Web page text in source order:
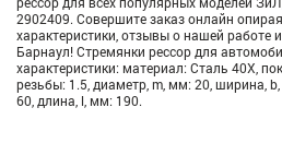
2902409. Совершите заказ онлайн
характеристики, отзывы о нашей работе
Барнаул! Стремянки рессор для
характеристики: материал: Сталь 40Х,
резьбы: 1.5, диаметр, m, мм: 20, ширина,
60, длина, l, мм: 190.